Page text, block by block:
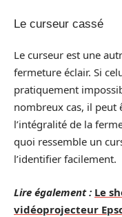
Le curseur cassé
Le curseur est une
fermeture éclair. Si
pratiquement
nombreux cas, il peut
l’intégralité de la
quoi ressemble un
l’identifier facilement.
Lire également : Le
vidéoprojecteur